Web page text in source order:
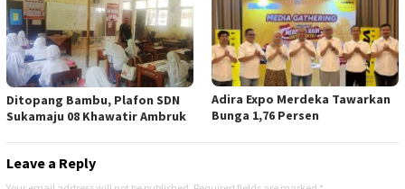
Ditopang Bambu, Plafon SDN
Sukamaju 08 Khawatir Ambruk
Adira Expo Merdeka Tawarkan
Bunga 1,76 Persen
Leave a Reply